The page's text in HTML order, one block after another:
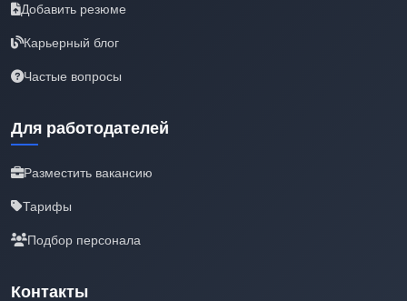
Добавить резюме
Карьерный блог
Частые вопросы
Для работодателей
Разместить вакансию
Тарифы
Подбор персонала
Контакты